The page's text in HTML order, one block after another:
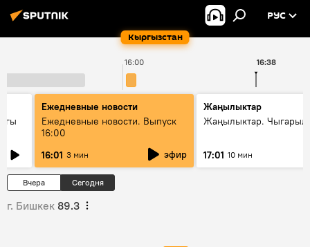
Кыргызстан
РУС
16:00 16:38
Ежедневные новости
Ежедневные новости. Выпуск
16:00
16:01 3 мин эфир
Жаңылыктар
Жаңылыктар.
17:01 10 мин
Вчера Сегодня
г. Бишкек 89.3